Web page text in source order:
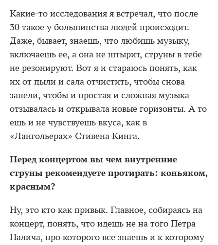
Какие-то исследования я встречал, что после
30 такое у большинства людей происходит.
Даже, бывает, знаешь, что любишь музыку,
включаешь ее, а она не штырит, струны в тебе
не резонируют. Вот я и стараюсь понять, как
их от пыли и сала отчистить, чтобы снова
запели, чтобы и простая и сложная музыка
отзывалась и открывала новые горизонты. А то
ешь и не чувствуешь вкуса, как в
«Лангольерах» Стивена Кинга.
Перед концертом вы чем внутренние
струны рекомендуете протирать: коньяком,
красным?
Ну, это кто как привык. Главное, собираясь на
концерт, понять, что идешь не на того Петра
Налича, про которого все знаешь и к которому